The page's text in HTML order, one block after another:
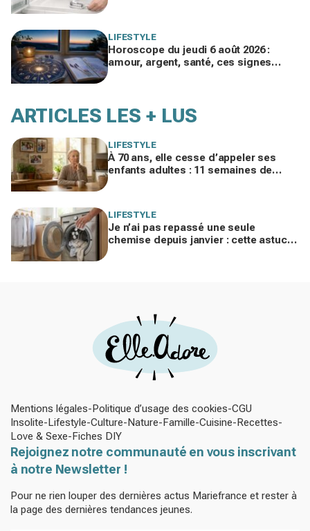
LIFESTYLE
Horoscope du jeudi 6 août 2026 :
amour, argent, santé, ces signes
ARTICLES LES + LUS
LIFESTYLE
À 70 ans, elle cesse d’appeler ses
enfants adultes : 11 semaines de
LIFESTYLE
Je n’ai pas repassé une seule
chemise depuis janvier : cette astuce
Mentions légales Politique d’usage des cookies CGU
Insolite Lifestyle Culture Nature Famille Cuisine Recettes
Love & Sexe Fiches DIY
Rejoignez notre communauté en vous inscrivant
à notre Newsletter !
Pour ne rien louper des dernières actus Mariefrance et rester à
la page des dernières tendances jeunes.